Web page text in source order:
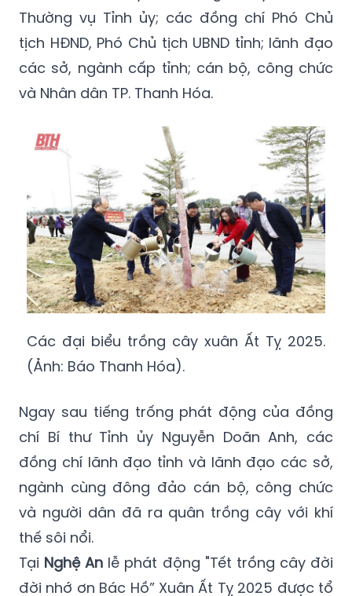
Thường vụ Tỉnh ủy; các đồng chí Phó Chủ
tịch HĐND, Phó Chủ tịch UBND tỉnh; lãnh đạo
các sở, ngành cấp tỉnh; cán bộ, công chức
và Nhân dân TP. Thanh Hóa.
Các đại biểu trồng cây xuân Ất Tỵ 2025.
(Ảnh: Báo Thanh Hóa).
Ngay sau tiếng trống phát động của đồng
chí Bí thư Tỉnh ủy Nguyễn Doãn Anh, các
đồng chí lãnh đạo tỉnh và lãnh đạo các sở,
ngành cùng đông đảo cán bộ, công chức
và người dân đã ra quân trồng cây với khí
thế sôi nổi.
Tại Nghệ An lễ phát động "Tết trồng cây đời
đời nhớ ơn Bác Hồ” Xuân Ất Tỵ 2025 được tổ